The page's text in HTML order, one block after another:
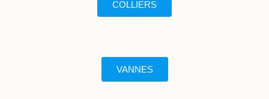
COLLIERS
VANNES